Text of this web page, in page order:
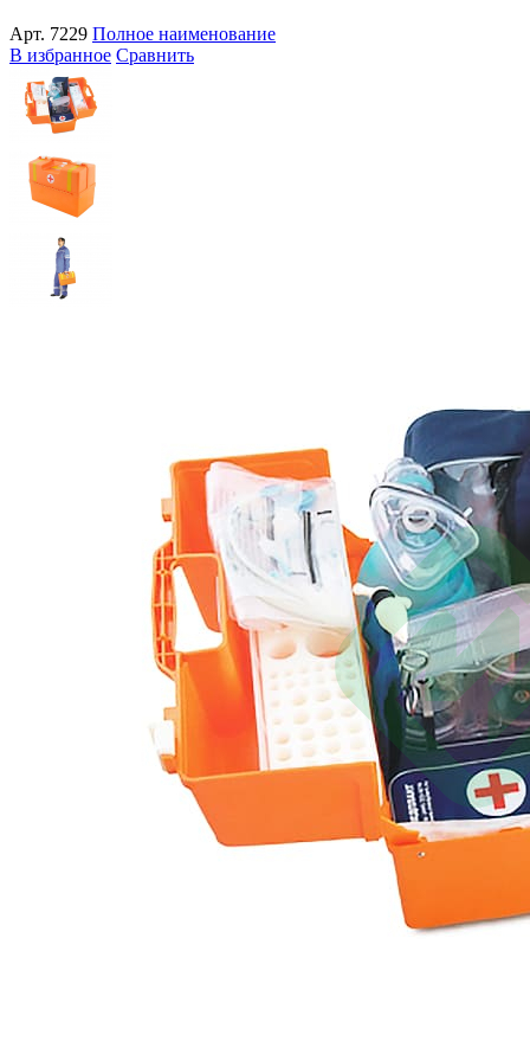
Арт. 7229 Полное наименование
В избранное Сравнить